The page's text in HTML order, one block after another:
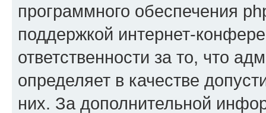
программного обеспечения
поддержкой интернет-
ответственности за то, что
определяет в качестве
них. За дополнительной